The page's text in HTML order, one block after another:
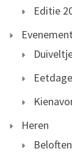
Editie
Heren